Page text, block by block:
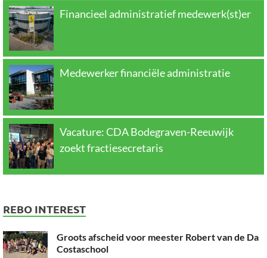
Financieel administratief medewerk(st)er
Medewerker financiële administratie
Vacature: CDA Bodegraven-Reeuwijk
zoekt fractiesecretaris
REBO INTEREST
Groots afscheid voor meester Robert van de Da
Costaschool